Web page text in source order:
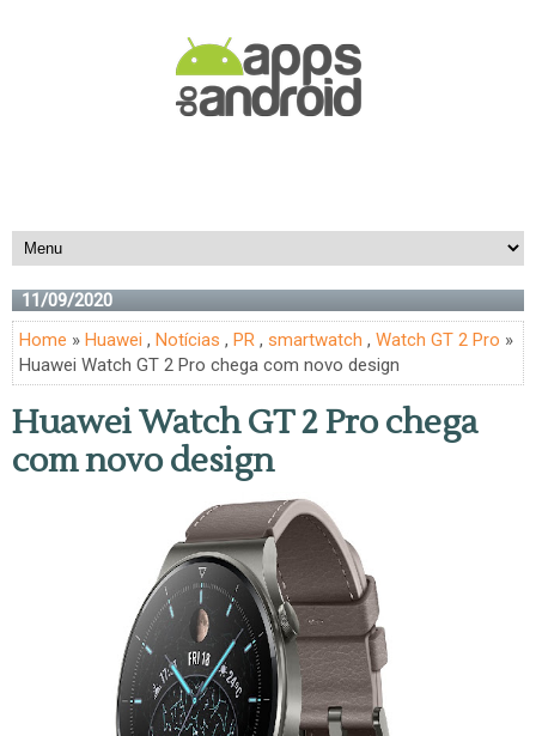
11/09/2020
Home » Huawei , Notícias , PR , smartwatch , Watch GT 2 Pro »
Huawei Watch GT 2 Pro chega com novo design
Huawei Watch GT 2 Pro chega
com novo design